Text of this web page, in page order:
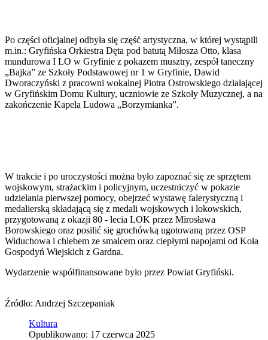
Po części oficjalnej odbyła się część artystyczna, w której wystąpili
m.in.: Gryfińska Orkiestra Dęta pod batutą Miłosza Otto, klasa
mundurowa I LO w Gryfinie z pokazem musztry, zespół taneczny
„Bajka” ze Szkoły Podstawowej nr 1 w Gryfinie, Dawid
Dworaczyński z pracowni wokalnej Piotra Ostrowskiego działającej
w Gryfińskim Domu Kultury, uczniowie ze Szkoły Muzycznej, a na
zakończenie Kapela Ludowa „Borzymianka”.
W trakcie i po uroczystości można było zapoznać się ze sprzętem
wojskowym, strażackim i policyjnym, uczestniczyć w pokazie
udzielania pierwszej pomocy, obejrzeć wystawę falerystyczną i
medalierską składającą się z medali wojskowych i lokowskich,
przygotowaną z okazji 80 - lecia LOK przez Mirosława
Borowskiego oraz posilić się grochówką ugotowaną przez OSP
Widuchowa i chlebem ze smalcem oraz ciepłymi napojami od Koła
Gospodyń Wiejskich z Gardna.
Wydarzenie współfinansowane było przez Powiat Gryfiński.
Źródło: Andrzej Szczepaniak
Kultura
Opublikowano: 17 czerwca 2025